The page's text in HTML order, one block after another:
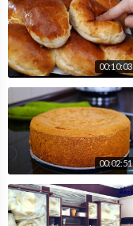
00:10:03
00:02:51